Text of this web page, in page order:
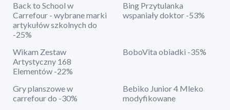
Back to School w
Carrefour - wybrane marki
artykułów szkolnych do
-25%
Bing Przytulanka
wspaniały doktor -53%
Wikam Zestaw
Artystyczny 168
Elementów -22%
BoboVita obiadki -35%
Gry planszowe w
carrefour do -30%
Bebiko Junior 4 Mleko
modyfikowane